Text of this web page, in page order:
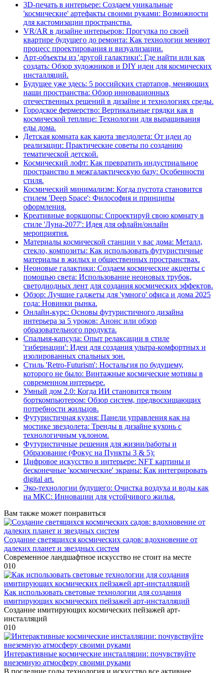
3D-печать в интерьере: Создаем уникальные
'космические' артефакты своими руками: Возможности
для кастомизации пространства.
VR/AR в дизайне интерьеров: Прогулка по своей
квартире будущего до ремонта: Как технологии меняют
процесс проектирования и визуализации.
Арт-объекты из 'другой галактики': Где найти или как
создать: Обзор художников и DIY идеи для космических
инсталляций.
Будущее уже здесь: 5 российских стартапов, меняющих
наши пространства: Обзор инновационных
отечественных решений в дизайне и технологиях среды.
Городское фермерство: Вертикальные грядки как в
космической теплице: Технологии для выращивания
еды дома.
Детская комната как каюта звездолета: От идеи до
реализации: Практические советы по созданию
тематической детской.
Космический лофт: Как превратить индустриальное
пространство в межгалактическую базу: Особенности
стиля.
Космический минимализм: Когда пустота становится
стилем 'Deep Space': Философия и принципы
оформления.
Креативные воркшопы: Спроектируй свою комнату в
стиле 'Луна-2077': Идея для офлайн/онлайн
мероприятия.
Материалы космической станции у вас дома: Металл,
стекло, композиты: Как использовать футуристичные
материалы в жилых и общественных пространствах.
Неоновые галактики: Создаем космические акценты с
помощью света: Использование неоновых трубок,
светодиодных лент для создания космических эффектов.
Обзор: Лучшие гаджеты для 'умного' офиса и дома 2025
года: Новинки рынка.
Онлайн-курс: Основы футуристичного дизайна
интерьера за 5 уроков: Анонс или обзор
образовательного продукта.
Спальня-капсула: Опыт релаксации в стиле
'гибернации': Идеи для создания ультра-комфортных и
изолированных спальных зон.
Стиль 'Retro-Futurism': Ностальгия по будущему,
которого не было: Винтажные космические мотивы в
современном интерьере.
Умный дом 2.0: Когда ИИ становится твоим
борткомпьютером: Обзор систем, предвосхищающих
потребности жильцов.
Футуристичная кухня: Панели управления как на
мостике звездолета: Тренды в дизайне кухонь с
технологичным уклоном.
Футуристичные решения для жизни/работы и
Образование (Фокус на Пункты 3 & 5):
Цифровое искусство в интерьере: NFT картины и
бесконечные 'космические' экраны: Как интегрировать
digital art.
Эко-технологии будущего: Очистка воздуха и воды как
на МКС: Инновации для устойчивого жилья.
Вам также может понравиться
Создание светящихся космических садов: вдохновение от
далеких планет и звездных систем
Современное ландшафтное искусство не стоит на месте
010
Как использовать световые технологии для создания
имитирующих космических пейзажей арт-инсталляций
Создание имитирующих космических пейзажей арт-
инсталляций
010
Интерактивные космические инсталляции: почувствуйте
внеземную атмосферу своими руками